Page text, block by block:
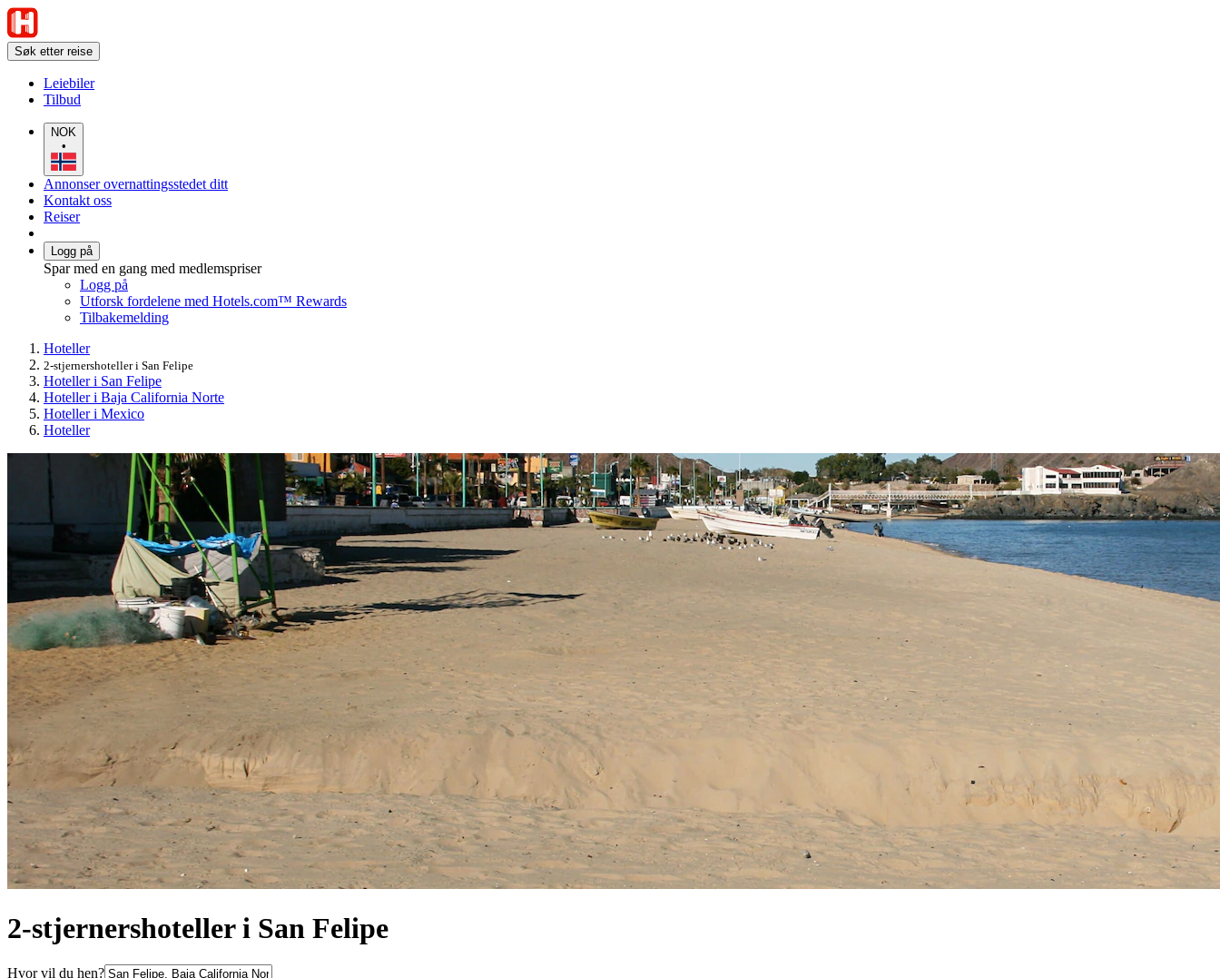
Søk etter reise
Leiebiler
Tilbud
NOK
•
Annonser overnattingsstedet ditt
Kontakt oss
Reiser
Logg på
Spar med en gang med medlemspriser
Logg på
Utforsk fordelene med Hotels.com™ Rewards
Tilbakemelding
Hoteller
2-stjernershoteller i San Felipe
Hoteller i San Felipe
Hoteller i Baja California Norte
Hoteller i Mexico
Hoteller
2-stjernershoteller i San Felipe
Hvor vil du hen?